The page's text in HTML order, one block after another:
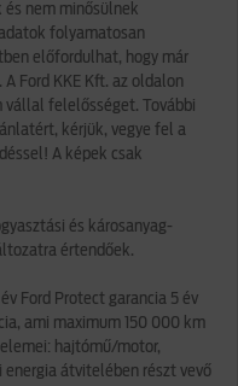
nem minősülnek
folyamatosan
előfordulhat, hogy már
Ford KKE Kft. az oldalon
felelősséget. További
kérjük, vegye fel a
A képek csak
és károsanyag-
értendőek.
Ford Protect garancia 5 év
ami maximum 150 000 km
hajtómű/motor,
átvitelében részt vevő